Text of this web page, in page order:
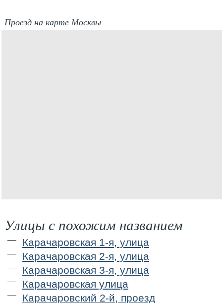
Проезд на карте Москвы
Улицы с похожим названием
Карачаровская 1-я, улица
Карачаровская 2-я, улица
Карачаровская 3-я, улица
Карачаровская улица
Карачаровский 2-й, проезд